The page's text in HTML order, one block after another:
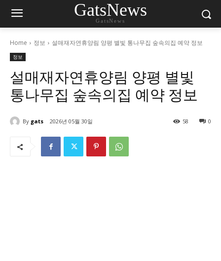
GatsNews
GatsNews
Home 정보 설매재자연휴양림 양평 별빛 통나무집 숲속의집 예약 정보
정보
설매재자연휴양림 양평 별빛
통나무집 숲속의집 예약 정보
By gats 2026년 05월 30일 0
58